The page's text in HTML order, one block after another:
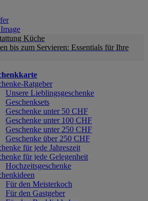
Küche
bis zum Servieren: Essentials für Ihre
Ratgeber
Unsere Lieblingsgeschenke
Geschenksets
Geschenke unter 50 CHF
Geschenke unter 100 CHF
Geschenke unter 250 CHF
Geschenke über 250 CHF
für jede Jahreszeit
für jede Gelegenheit
Hochzeitsgeschenke
Für den Meisterkoch
Für den Gastgeber